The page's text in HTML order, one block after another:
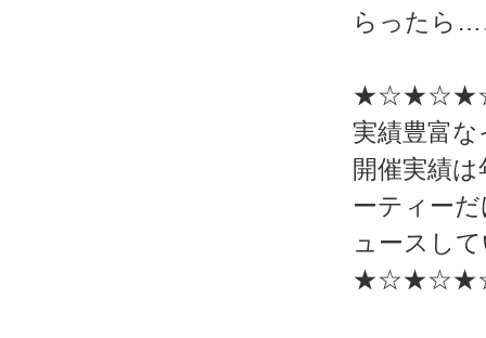
らったら…
実績豊富
開催実績
ーティー
ュースし